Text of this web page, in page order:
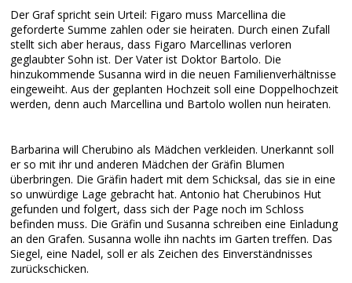
Der Graf spricht sein Urteil: Figaro muss Marcellina die
geforderte Summe zahlen oder sie heiraten. Durch einen Zufall
stellt sich aber heraus, dass Figaro Marcellinas verloren
geglaubter Sohn ist. Der Vater ist Doktor Bartolo. Die
hinzukommende Susanna wird in die neuen Familienverhältnisse
eingeweiht. Aus der geplanten Hochzeit soll eine Doppelhochzeit
werden, denn auch Marcellina und Bartolo wollen nun heiraten.
Barbarina will Cherubino als Mädchen verkleiden. Unerkannt soll
er so mit ihr und anderen Mädchen der Gräfin Blumen
überbringen. Die Gräfin hadert mit dem Schicksal, das sie in eine
so unwürdige Lage gebracht hat. Antonio hat Cherubinos Hut
gefunden und folgert, dass sich der Page noch im Schloss
befinden muss. Die Gräfin und Susanna schreiben eine Einladung
an den Grafen. Susanna wolle ihn nachts im Garten treffen. Das
Siegel, eine Nadel, soll er als Zeichen des Einverständnisses
zurückschicken.